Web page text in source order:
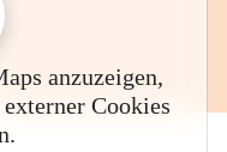
anzuzeigen,
Cookies